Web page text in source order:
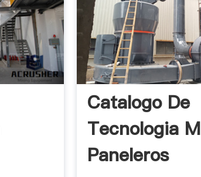
Catalogo De
Tecnologia
Paneleros